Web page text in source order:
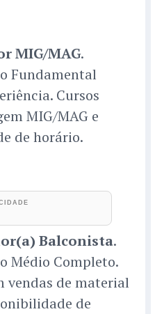
MIG/MAG.
Fundamental
Cursos
MIG/MAG e
de horário.
Balconista.
Médio Completo.
vendas de material
de